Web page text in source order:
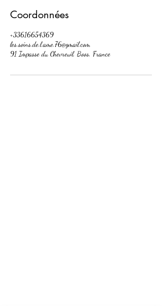
Coordonnées
+33616654369
les.soins.de.l.ame.76@gmail.com
91 Impasse du Chevreuil, Boos, France